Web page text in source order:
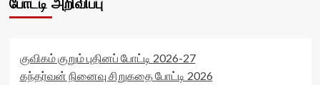
போட்டி அறிவிப்பு
குவிகம் குறும் புதினப் போட்டி 2026-27
கந்தர்வன் நினைவு சிறுகதை போட்டி 2026